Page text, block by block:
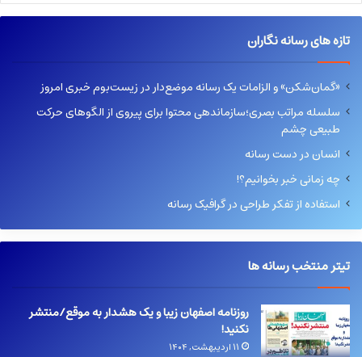
تازه های رسانه نگاران
«گمان‌شکن» و الزامات یک رسانه موضع‌دار در زیست‌بوم خبری امروز
سلسله مراتب بصری؛سازماندهی محتوا برای پیروی از الگوهای حرکت
طبیعی چشم
انسان در دست رسانه
چه زمانی خبر بخوانیم؟!
استفاده از تفکر طراحی در گرافیک رسانه
تیتر منتخب رسانه ها
روزنامه اصفهان زیبا و یک هشدار به موقع/منتشر
نکنید!
۱۱ اردیبهشت, ۱۴۰۴